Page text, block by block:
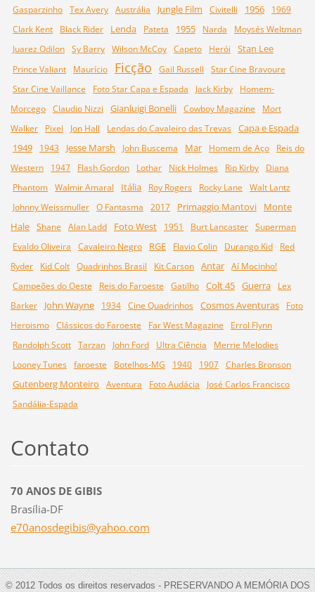
Gasparzinho Tex Avery Austrália Jungle Film Civitelli 1956
1969
Clark Kent
Black Rider Lenda Pateta 1955 Narda
Moysés Weltman
Juarez Odilon Sy Barry Wilson McCoy Capeto Herói Stan Lee
Prince Valiant Maurício Ficção Gail Russell
Star Cine Bravoure
Star Cine Vaillance
Foto Star Capa e Espada Jack Kirby
Homem-
Morcego Claudio Nizzi Gianluigi Bonelli Cowboy Magazine
Mort
Walker
Pixel Jon Hall Lendas do Cavaleiro das Trevas Capa e Espada
1949
1943 Jesse Marsh John Buscema Mar Homem de Aço
Reis do
Western
1947 Flash Gordon Lothar Nick Holmes Rip Kirby
Diana
Phantom Walmir Amaral Itália Roy Rogers Rocky Lane
Walt Lantz
Johnny Weissmuller O Fantasma 2017 Primaggio Mantovi
Monte
Hale Shane Alan Ladd Foto West 1951 Burt Lancaster Superman
Evaldo Oliveira
Cavaleiro Negro RGE Flavio Colin Durango Kid
Red
Ryder
Kid Colt Quadrinhos Brasil Kit Carson Antar Aí Mocinho!
Campeões do Oeste
Reis do Faroeste Gatilho Colt 45 Guerra
Lex
Barker
John Wayne 1934 Cine Quadrinhos Cosmos Aventuras
Foto
Heroismo Clássicos do Faroeste Far West Magazine
Errol Flynn
Randolph Scott Tarzan John Ford Ultra Ciência
Merrie Melodies
Looney Tunes faroeste Botelhos-MG 1940 1907 Charles Bronson
Gutenberg Monteiro Aventura Foto Audácia
José Carlos Francisco
Sandália-Espada
Contato
70 ANOS DE GIBIS
Brasília-DF
e70anosdegibis@yahoo.com
© 2012 Todos os direitos reservados - PRESERVANDO A MEMÓRIA DOS